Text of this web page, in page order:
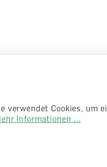
verwendet Cookies, um
Informationen ...